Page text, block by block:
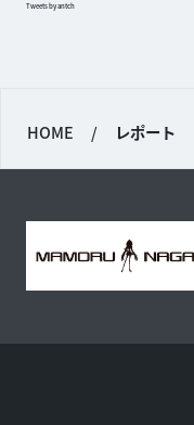
Tweets by antch
HOME / レポート